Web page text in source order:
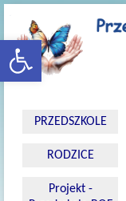
rozwiń/zwiń panel
PRZEDSZKOLE
RODZICE
Projekt -